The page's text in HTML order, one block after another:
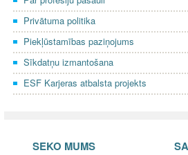
Privātuma politika
Piekļūstamības paziņojums
Sīkdatņu izmantošana
ESF Karjeras atbalsta projekts
SEKO MUMS